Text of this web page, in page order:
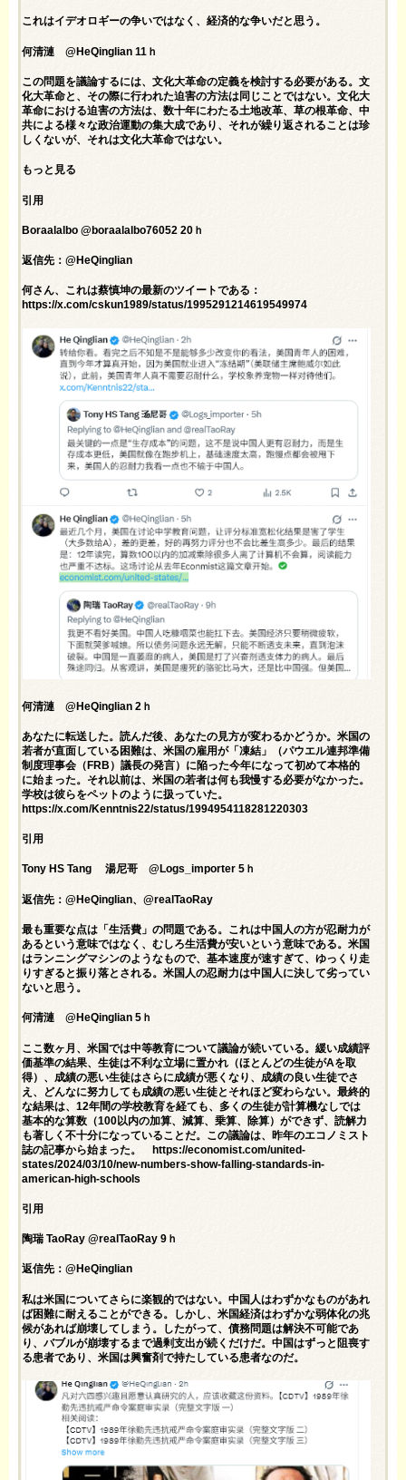
これはイデオロギーの争いではなく、経済的な争いだと思う。
何清漣 @HeQinglian 11ｈ
この問題を議論するには、文化大革命の定義を検討する必要がある。文
化大革命と、その際に行われた迫害の方法は同じことではない。文化大
革命における迫害の方法は、数十年にわたる土地改革、草の根革命、中
共による様々な政治運動の集大成であり、それが繰り返されることは珍
しくないが、それは文化大革命ではない。
もっと見る
引用
Boraalalbo @boraalalbo76052 20ｈ
返信先：@HeQinglian
何さん、これは蔡慎坤の最新のツイートである：
https://x.com/cskun1989/status/1995291214619549974
何清漣 @HeQinglian 2ｈ
あなたに転送した。読んだ後、あなたの見方が変わるかどうか。米国の
若者が直面している困難は、米国の雇用が「凍結」（パウエル連邦準備
制度理事会（FRB）議長の発言）に陥った今年になって初めて本格的
に始まった。それ以前は、米国の若者は何も我慢する必要がなかった。
学校は彼らをペットのように扱っていた。
https://x.com/Kenntnis22/status/1994954118281220303
引用
Tony HS Tang 湯尼哥 @Logs_importer 5ｈ
返信先：@HeQinglian、@realTaoRay
最も重要な点は「生活費」の問題である。これは中国人の方が忍耐力が
あるという意味ではなく、むしろ生活費が安いという意味である。米国
はランニングマシンのようなもので、基本速度が速すぎて、ゆっくり走
りすぎると振り落とされる。米国人の忍耐力は中国人に決して劣ってい
ないと思う。
何清漣 @HeQinglian 5ｈ
ここ数ヶ月、米国では中等教育について議論が続いている。緩い成績評
価基準の結果、生徒は不利な立場に置かれ（ほとんどの生徒がAを取
得）、成績の悪い生徒はさらに成績が悪くなり、成績の良い生徒でさ
え、どんなに努力しても成績の悪い生徒とそれほど変わらない。最終的
な結果は、12年間の学校教育を経ても、多くの生徒が計算機なしでは
基本的な算数（100以内の加算、減算、乗算、除算）ができず、読解力
も著しく不十分になっていることだ。この議論は、昨年のエコノミスト
誌の記事から始まった。 https://economist.com/united-
states/2024/03/10/new-numbers-show-falling-standards-in-
american-high-schools
引用
陶瑞 TaoRay @realTaoRay 9ｈ
返信先：@HeQinglian
私は米国についてさらに楽観的ではない。中国人はわずかなものがあれ
ば困難に耐えることができる。しかし、米国経済はわずかな弱体化の兆
候があれば崩壊してしまう。したがって、債務問題は解決不可能であ
り、バブルが崩壊するまで過剰支出が続くだけだ。中国はずっと阻喪す
る患者であり、米国は興奮剤で持たしている患者なのだ。